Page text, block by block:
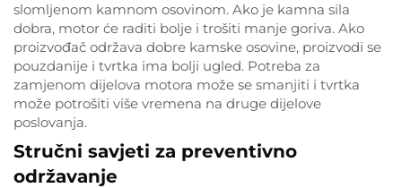
slomljenom kamnom osovinom. Ako je kamna sila
dobra, motor će raditi bolje i trošiti manje goriva. Ako
proizvođač održava dobre kamske osovine, proizvodi se
pouzdanije i tvrtka ima bolji ugled. Potreba za
zamjenom dijelova motora može se smanjiti i tvrtka
može potrošiti više vremena na druge dijelove
poslovanja.
Stručni savjeti za preventivno
održavanje